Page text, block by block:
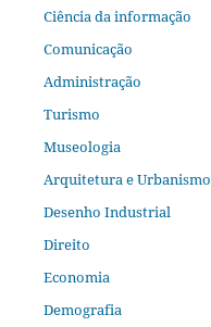
Ciência da informação
Comunicação
Administração
Turismo
Museologia
Arquitetura e Urbanismo
Desenho Industrial
Direito
Economia
Demografia